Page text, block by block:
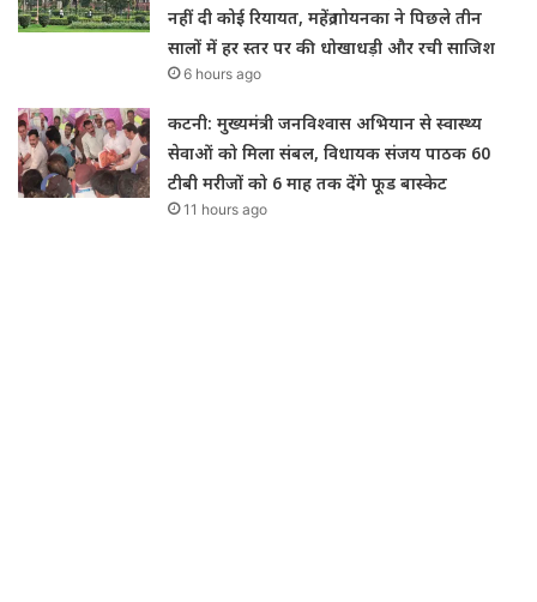
नहीं दी कोई रियायत, महेंद्र गोयनका ने पिछले तीन
सालों में हर स्तर पर की धोखाधड़ी और रची साजिश
6 hours ago
कटनी: मुख्यमंत्री जनविश्वास अभियान से स्वास्थ्य
सेवाओं को मिला संबल, विधायक संजय पाठक 60
टीबी मरीजों को 6 माह तक देंगे फूड बास्केट
11 hours ago